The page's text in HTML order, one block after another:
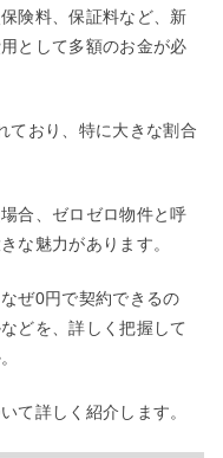
険料、保証料など、新
として多額のお金が必
ており、特に大きな割合
合、ゼロゼロ物件と呼
な魅力があります。
ぜ0円で契約できるの
どを、詳しく把握して
て詳しく紹介します。